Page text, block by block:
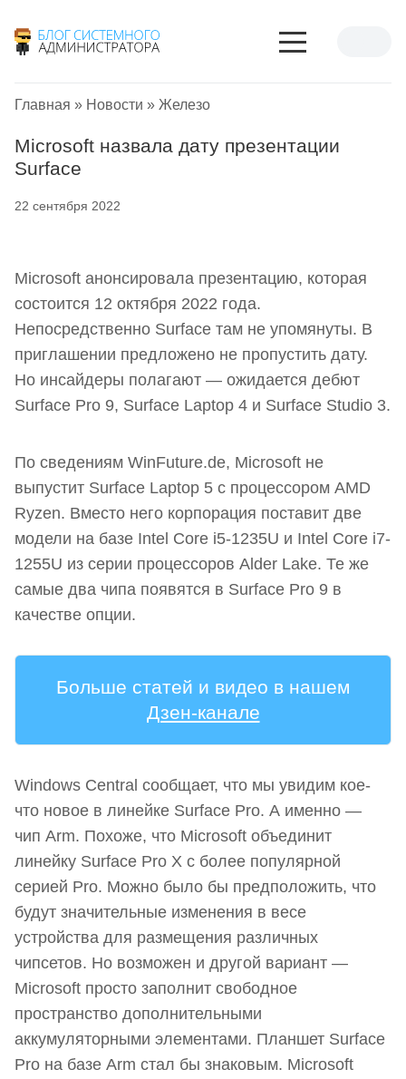
Главная » Новости » Железо
Microsoft назвала дату презентации
Surface
22 сентября 2022
Microsoft анонсировала презентацию, которая
состоится 12 октября 2022 года.
Непосредственно Surface там не упомянуты. В
приглашении предложено не пропустить дату.
Но инсайдеры полагают — ожидается дебют
Surface Pro 9, Surface Laptop 4 и Surface Studio 3.
По сведениям WinFuture.de, Microsoft не
выпустит Surface Laptop 5 с процессором AMD
Ryzen. Вместо него корпорация поставит две
модели на базе Intel Core i5-1235U и Intel Core i7-
1255U из серии процессоров Alder Lake. Те же
самые два чипа появятся в Surface Pro 9 в
качестве опции.
Больше статей и видео в нашем
Дзен-канале
Windows Central сообщает, что мы увидим кое-
что новое в линейке Surface Pro. А именно —
чип Arm. Похоже, что Microsoft объединит
линейку Surface Pro X с более популярной
серией Pro. Можно было бы предположить, что
будут значительные изменения в весе
устройства для размещения различных
чипсетов. Но возможен и другой вариант —
Microsoft просто заполнит свободное
пространство дополнительными
аккумуляторными элементами. Планшет Surface
Pro на базе Arm стал бы знаковым. Microsoft